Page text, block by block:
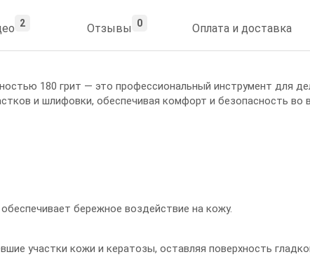
2 Отзывы 0 Оплата и доставка
180 грит — это профессиональный инструмент для
и шлифовки, обеспечивая комфорт и безопасность во
бережное воздействие на кожу.
участки кожи и кератозы, оставляя поверхность